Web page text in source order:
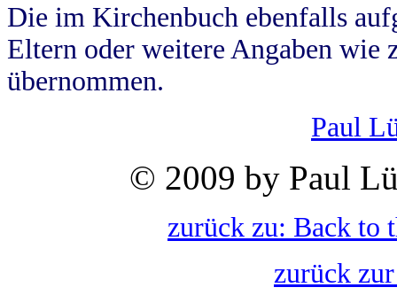
Die im Kirchenbuch ebenfalls
Eltern oder weitere Angaben wie
übernommen.
Paul
© 2009 by Paul
zurück zu: Back to
zurück